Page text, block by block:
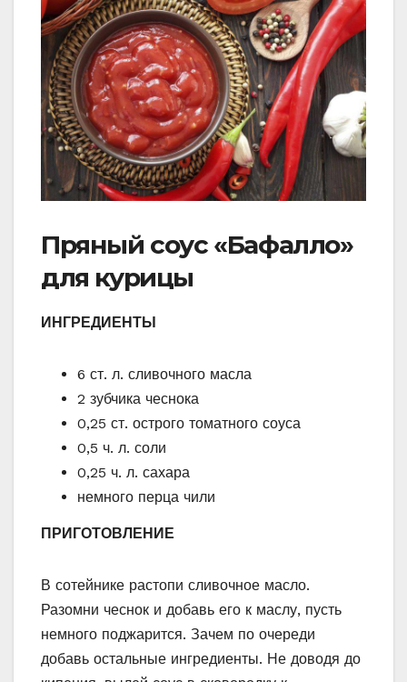
Пряный соус «Бафалло»
для курицы
ИНГРЕДИЕНТЫ
6 ст. л. сливочного масла
2 зубчика чеснока
0,25 ст. острого томатного соуса
0,5 ч. л. соли
0,25 ч. л. сахара
немного перца чили
ПРИГОТОВЛЕНИЕ
В сотейнике растопи сливочное масло.
Разомни чеснок и добавь его к маслу, пусть
немного поджарится. Зачем по очереди
добавь остальные ингредиенты. Не доводя до